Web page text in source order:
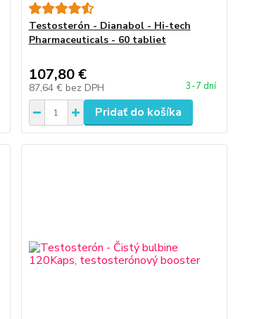
Testosterón - Dianabol - Hi-tech
Pharmaceuticals - 60 tabliet
107,80 €
87,64 € bez DPH 3-7 dní
Pridať do košíka